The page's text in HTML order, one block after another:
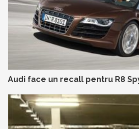
Audi face un recall pentru R8